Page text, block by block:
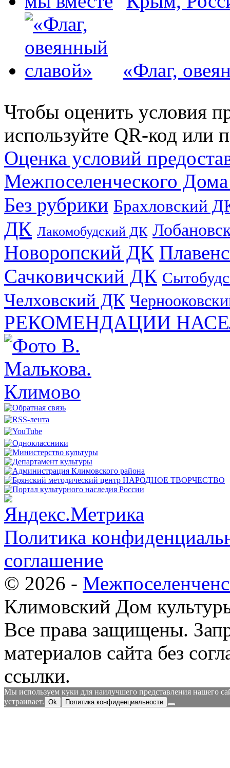
«Флаг,
Чтобы оценить условия
используйте QR-код или
Оценка условий
Межпоселенческого
Без рубрики Брахловский
ДК Лакомобудский ДК
Новоропский ДК
Сачковичский ДК
Челховский ДК
РЕКОМЕНДАЦИИ
Политика
соглашение
© 2026 -
Климовский Дом
Все права защищены.
материалов сайта без
ссылки.
Мы используем куки для наилучшего представления нашего
устраивает. Ok Политика конфиденциальности